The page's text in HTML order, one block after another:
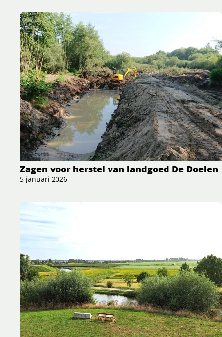
Zagen voor herstel van landgoed De Doelen
5 januari 2026